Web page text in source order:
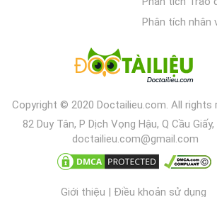
Phân tích nhân
Copyright © 2020 Doctailieu.com. All rights
82 Duy Tân, P Dịch Vọng Hậu, Q Cầu
doctailieu.com@gmail.com
Giới thiệu | Điều khoản sử dụng